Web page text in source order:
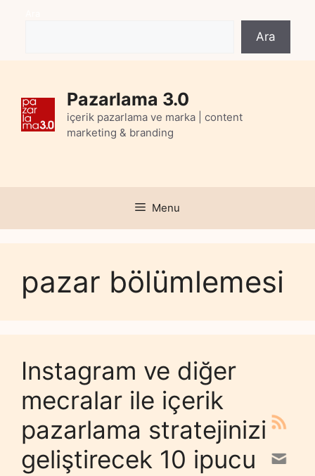
Ara
Pazarlama 3.0
içerik pazarlama ve marka | content
marketing & branding
Menu
pazar bölümlemesi
Instagram ve diğer
mecralar ile içerik
pazarlama stratejinizi
geliştirecek 10 ipucu